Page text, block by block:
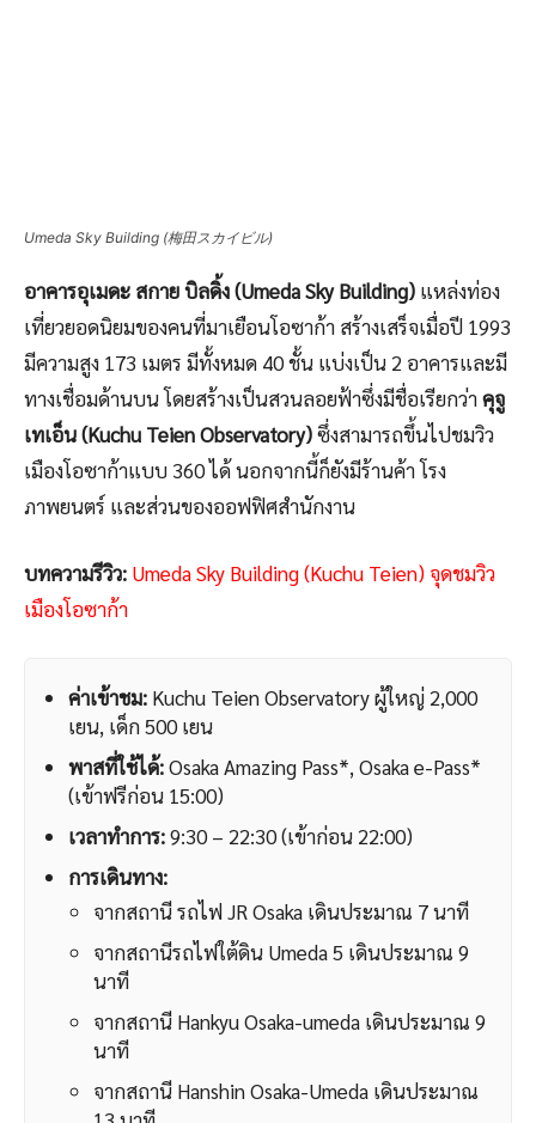
Umeda Sky Building (梅田スカイビル)
อาคารอุเมดะ สกาย บิลดิ้ง(Umeda Sky Building) แหล่งท่อง
เที่ยวยอดนิยมของคนที่มาเยือนโอซาก้า สร้างเสร็จเมื่อปี 1993
มีความสูง 173 เมตร มีทั้งหมด 40 ชั้น แบ่งเป็น 2 อาคารและมี
ทางเชื่อมด้านบน โดยสร้างเป็นสวนลอยฟ้าซึ่งมีชื่อเรียกว่าคุจู
เทเอ็น (Kuchu Teien Observatory)ซึ่งสามารถขึ้นไปชมวิว
เมืองโอซาก้าแบบ 360 ได้ นอกจากนี้ก็ยังมีร้านค้า โรง
ภาพยนตร์ และส่วนของออฟฟิศสำนักงาน
บทความรีวิว: Umeda Sky Building (Kuchu Teien) จุดชมวิว
เมืองโอซาก้า
ค่าเข้าชม: Kuchu Teien Observatory ผู้ใหญ่ 2,000
เยน, เด็ก 500 เยน
พาสที่ใช้ได้:Osaka Amazing Pass*, Osaka e-Pass*
(เข้าฟรีก่อน 15:00)
เวลาทำการ:9:30 – 22:30 (เข้าก่อน 22:00)
การเดินทาง:
จากสถานี รถไฟ JR Osaka เดินประมาณ 7 นาที
จากสถานีรถไฟใต้ดิน Umeda 5 เดินประมาณ 9
นาที
จากสถานี Hankyu Osaka-umeda เดินประมาณ 9
นาที
จากสถานี Hanshin Osaka-Umeda เดินประมาณ